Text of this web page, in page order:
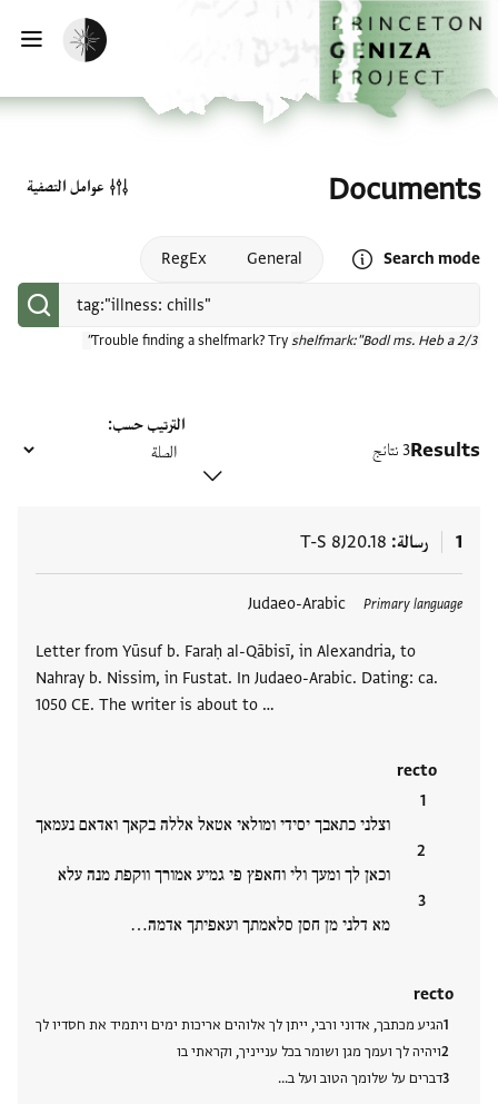
تخطي إلى المحتوى الرئيسي
الصفحة الرئيسية
تفعيل الوضع المظلم
Documents
Search mode
Open search mode help
General
RegEx
Trouble finding a shelfmark? Try shelfmark:"Bodl ms. Heb a 2/3"
عوامل التصفية
Results3 نتائج
الترتيب حسب
1 رسالة T-S 8J20.18
Primary language
Judaeo-Arabic
Letter from Yūsuf b. Faraḥ al-Qābisī, in Alexandria, to
Nahray b. Nissim, in Fustat. In Judaeo-Arabic. Dating: ca.
1050 CE. The writer is about to …
recto
וצלני כתאבך יסידי ומולאי אטאל אללה בקאך ואדאם נעמאך
וכאן לך ומעך ולי וחאפץ פי גמיע אמורך ווקפת מנה עלא
מא דלני מן חסן סלאמתך ועאפיתך אדמה…
recto
הגיע מכתבך, אדוני ורבי, ייתן לך אלוהים אריכות ימים ויתמיד את חסדיו לך
ויהיה לך ועמך מגן ושומר בכל ענייניך, וקראתי בו
דברים על שלומך הטוב ועל ב…
العلامات